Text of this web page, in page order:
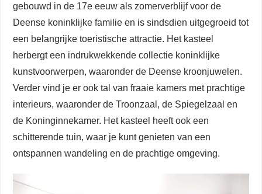
gebouwd in de 17e eeuw als zomerverblijf voor de
Deense koninklijke familie en is sindsdien uitgegroeid tot
een belangrijke toeristische attractie. Het kasteel
herbergt een indrukwekkende collectie koninklijke
kunstvoorwerpen, waaronder de Deense kroonjuwelen.
Verder vind je er ook tal van fraaie kamers met prachtige
interieurs, waaronder de Troonzaal, de Spiegelzaal en
de Koninginnekamer. Het kasteel heeft ook een
schitterende tuin, waar je kunt genieten van een
ontspannen wandeling en de prachtige omgeving.